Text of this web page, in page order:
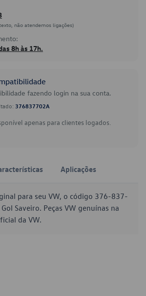
não atendemos ligações)
8h às 17h.
fazendo login na sua conta.
376837702A
apenas para clientes logados.
Aplicações
para seu VW, o código 376-837-
Saveiro. Peças VW genuínas na
da VW.